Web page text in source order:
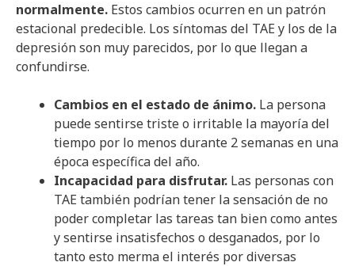
normalmente. Estos cambios ocurren en un patrón
estacional predecible. Los síntomas del TAE y los de la
depresión son muy parecidos, por lo que llegan a
confundirse.
Cambios en el estado de ánimo. La persona
puede sentirse triste o irritable la mayoría del
tiempo por lo menos durante 2 semanas en una
época específica del año.
Incapacidad para disfrutar. Las personas con
TAE también podrían tener la sensación de no
poder completar las tareas tan bien como antes
y sentirse insatisfechos o desganados, por lo
tanto esto merma el interés por diversas